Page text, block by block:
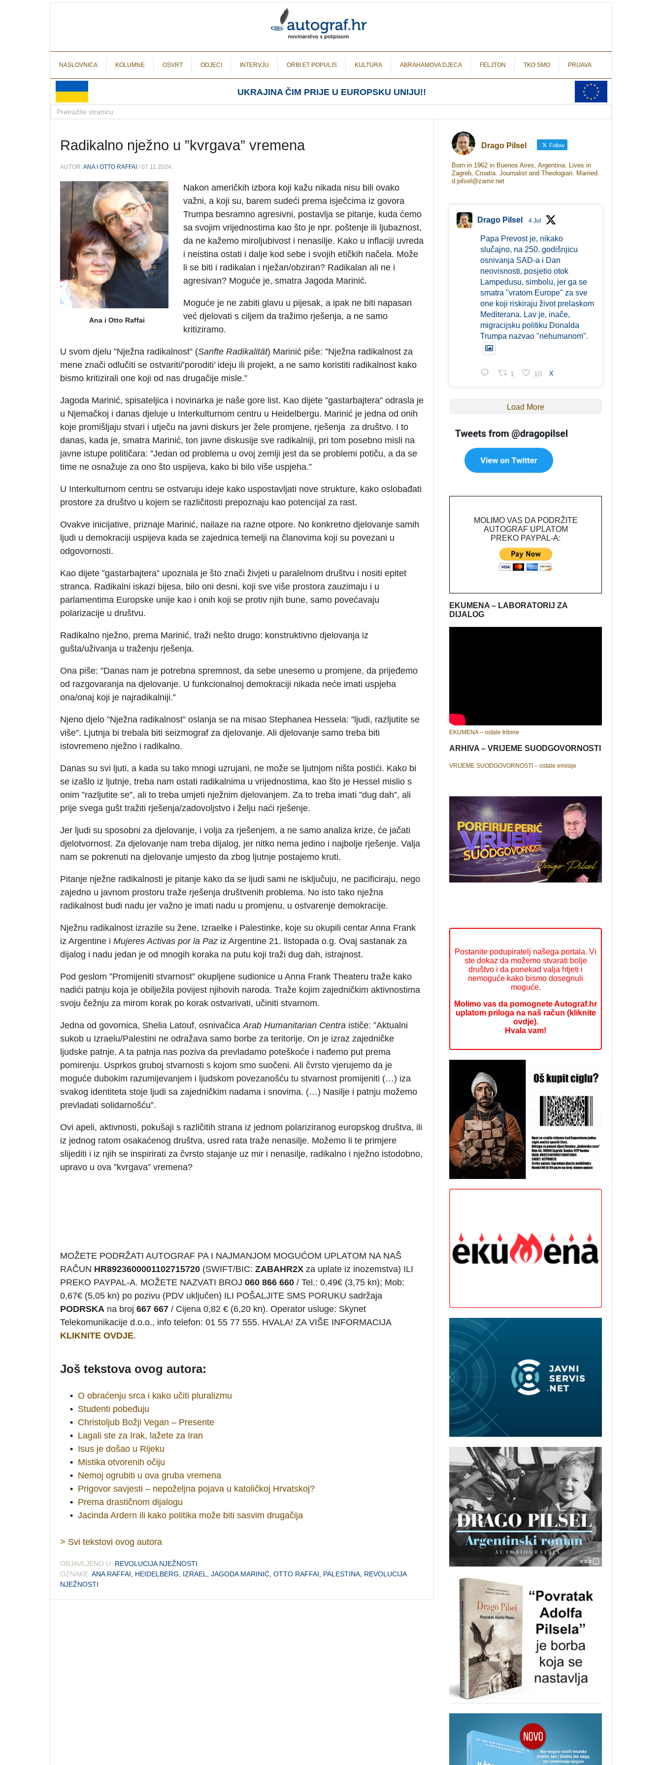
NASLOVNICA KOLUMNE OSVRT ODJECI INTERVJU ORBI ET POPULIS KULTURA ABRAHAMOVA DJECA FELJTON TKO SMO PRIJAVA
UKRAJINA ČIM PRIJE U EUROPSKU UNIJU!!
Radikalno nježno u ”kvrgava” vremena
AUTOR:ANA I OTTO RAFFAI / 07.11.2024.
Ana i Otto Raffai
Nakon američkih izbora koji kažu nikada nisu bili ovako
važni, a koji su, barem sudeći prema isječcima iz govora
Trumpa besramno agresivni, postavlja se pitanje, kuda ćemo
sa svojim vrijednostima kao što je npr. poštenje ili ljubaznost,
da ne kažemo miroljubivost i nenasilje. Kako u inflaciji uvreda
i neistina ostati i dalje kod sebe i svojih etičkih načela. Može
li se biti i radikalan i nježan/obziran? Radikalan ali ne i
agresivan? Moguće je, smatra Jagoda Marinić.
Moguće je ne zabiti glavu u pijesak, a ipak ne biti napasan
već djelovati s ciljem da tražimo rješenja, a ne samo
kritiziramo.
U svom djelu ”Nježna radikalnost” (Sanfte Radikalität) Marinić piše: ”Nježna radikalnost za
mene znači odlučiti se ostvariti/’poroditi’ ideju ili projekt, a ne samo koristiti radikalnost kako
bismo kritizirali one koji od nas drugačije misle.”
Jagoda Marinić, spisateljica i novinarka je naše gore list. Kao dijete ”gastarbajtera” odrasla je
u Njemačkoj i danas djeluje u Interkulturnom centru u Heidelbergu. Marinić je jedna od onih
koje promišljaju stvari i utječu na javni diskurs jer žele promjene, rješenja za društvo. I to
danas, kada je, smatra Marinić, ton javne diskusije sve radikalniji, pri tom posebno misli na
javne istupe političara: ”Jedan od problema u ovoj zemlji jest da se problemi potiču, a da se
time ne osnažuje za ono što uspijeva, kako bi bilo više uspjeha.”
U Interkulturnom centru se ostvaruju ideje kako uspostavljati nove strukture, kako oslobađati
prostore za društvo u kojem se različitosti prepoznaju kao potencijal za rast.
Ovakve inicijative, priznaje Marinić, nailaze na razne otpore. No konkretno djelovanje samih
ljudi u demokraciji uspijeva kada se zajednica temelji na članovima koji su povezani u
odgovornosti.
Kao dijete ”gastarbajtera” upoznala je što znači živjeti u paralelnom društvu i nositi epitet
stranca. Radikalni iskazi bijesa, bilo oni desni, koji sve više prostora zauzimaju i u
parlamentima Europske unije kao i onih koji se protiv njih bune, samo povećavaju
polarizacije u društvu.
Radikalno nježno, prema Marinić, traži nešto drugo: konstruktivno djelovanja iz
gušta/uživanja u traženju rješenja.
Ona piše: ”Danas nam je potrebna spremnost, da sebe unesemo u promjene, da prijeđemo
od razgovaranja na djelovanje. U funkcionalnoj demokraciji nikada neće imati uspjeha
ona/onaj koji je najradikalniji.”
Njeno djelo ”Nježna radikalnost” oslanja se na misao Stephanea Hessela: ”ljudi, razljutite se
više”. Ljutnja bi trebala biti seizmograf za djelovanje. Ali djelovanje samo treba biti
istovremeno nježno i radikalno.
Danas su svi ljuti, a kada su tako mnogi uzrujani, ne može se ljutnjom ništa postići. Kako bi
se izašlo iz ljutnje, treba nam ostati radikalnima u vrijednostima, kao što je Hessel mislio s
onim ”razljutite se”, ali to treba umjeti nježnim djelovanjem. Za to treba imati ”dug dah”, ali
prije svega gušt tražiti rješenja/zadovoljstvo i želju naći rješenje.
Jer ljudi su sposobni za djelovanje, i volja za rješenjem, a ne samo analiza krize, će jačati
djelotvornost. Za djelovanje nam treba dijalog, jer nitko nema jedino i najbolje rješenje. Valja
nam se pokrenuti na djelovanje umjesto da zbog ljutnje postajemo kruti.
Pitanje nježne radikalnosti je pitanje kako da se ljudi sami ne isključuju, ne pacificiraju, nego
zajedno u javnom prostoru traže rješenja društvenih problema. No isto tako nježna
radikalnost budi nadu jer važno je imati nadu u promjenu, u ostvarenje demokracije.
Nježnu radikalnost izrazile su žene, Izraelke i Palestinke, koje su okupili centar Anna Frank
iz Argentine i Mujeres Activas por la Paz iz Argentine 21. listopada o.g. Ovaj sastanak za
dijalog i nadu jedan je od mnogih koraka na putu koji traži dug dah, istrajnost.
Pod geslom ”Promijeniti stvarnost” okupljene sudionice u Anna Frank Theateru traže kako
nadići patnju koja je obilježila povijest njihovih naroda. Traže kojim zajedničkim aktivnostima
svoju čežnju za mirom korak po korak ostvarivati, učiniti stvarnom.
Jedna od govornica, Shelia Latouf, osnivačica Arab Humanitarian Centra ističe: ”Aktualni
sukob u Izraelu/Palestini ne odražava samo borbe za teritorije. On je izraz zajedničke
ljudske patnje. A ta patnja nas poziva da prevladamo poteškoće i nađemo put prema
pomirenju. Usprkos gruboj stvarnosti s kojom smo suočeni. Ali čvrsto vjerujemo da je
moguće dubokim razumijevanjem i ljudskom povezanošću tu stvarnost promijeniti (…) iza
svakog identiteta stoje ljudi sa zajedničkim nadama i snovima. (…) Nasilje i patnju možemo
prevladati solidarnošću”.
Ovi apeli, aktivnosti, pokušaji s različitih strana iz jednom polariziranog europskog društva, ili
iz jednog ratom osakaćenog društva, usred rata traže nenasilje. Možemo li te primjere
slijediti i iz njih se inspirirati za čvrsto stajanje uz mir i nenasilje, radikalno i nježno istodobno,
upravo u ova ”kvrgava” vremena?
MOŽETE PODRŽATI AUTOGRAF PA I NAJMANJOM MOGUĆOM UPLATOM NA NAŠ
RAČUN HR8923600001102715720 (SWIFT/BIC: ZABAHR2X za uplate iz inozemstva) ILI
PREKO PAYPAL-A. MOŽETE NAZVATI BROJ 060 866 660 / Tel.: 0,49€ (3,75 kn); Mob:
0,67€ (5,05 kn) po pozivu (PDV uključen) ILI POŠALJITE SMS PORUKU sadržaja
PODRSKA na broj 667 667 / Cijena 0,82 € (6,20 kn). Operator usluge: Skynet
Telekomunikacije d.o.o., info telefon: 01 55 77 555. HVALA! ZA VIŠE INFORMACIJA
KLIKNITE OVDJE.
Još tekstova ovog autora:
• O obraćenju srca i kako učiti pluralizmu
• Studenti pobeđuju
• Christoljub Božji Vegan – Presente
• Lagali ste za Irak, lažete za Iran
• Isus je došao u Rijeku
• Mistika otvorenih očiju
• Nemoj ogrubiti u ova gruba vremena
• Prigovor savjesti – nepoželjna pojava u katoličkoj Hrvatskoj?
• Prema drastičnom dijalogu
• Jacinda Ardern ili kako politika može biti sasvim drugačija
> Svi tekstovi ovog autora
OBJAVLJENO U: REVOLUCIJA NJEŽNOSTI
OZNAKE: ANA RAFFAI HEIDELBERG IZRAEL JAGODA MARINIĆ OTTO RAFFAI PALESTINA REVOLUCIJA
NJEŽNOSTI
Drago Pilsel Follow
Born in 1962 in Buenos Aires, Argentina. Lives in
Zagreb, Croatia. Journalist and Theologian. Married.
d.pilsel@zamir.net
Drago Pilsel 4 Jul
Papa Prevost je, nikako
slučajno, na 250. godišnjicu
osnivanja SAD-a i Dan
neovisnosti, posjetio otok
Lampedusu, simbolu, jer ga se
smatra "vratom Europe" za sve
one koji riskiraju život prelaskom
Mediterana. Lav je, inače,
migracijsku politiku Donalda
Trumpa nazvao "nehumanom".
1 10 X
Load More
MOLIMO VAS DA PODRŽITE
AUTOGRAF UPLATOM
PREKO PAYPAL-A:
EKUMENA – LABORATORIJ ZA
DIJALOG
EKUMENA – ostale tribine
ARHIVA – VRIJEME SUODGOVORNOSTI
VRIJEME SUODGOVORNOSTI – ostale emisije
Postanite podupiratelj našega portala. Vi
ste dokaz da možemo stvarati bolje
društvo i da ponekad valja htjeti i
nemoguće kako bismo dosegnuli
moguće.
Molimo vas da pomognete Autograf.hr
uplatom priloga na naš račun (kliknite
ovdje).
Hvala vam!